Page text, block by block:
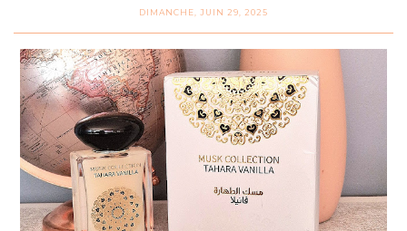
DIMANCHE, JUIN 29, 2025